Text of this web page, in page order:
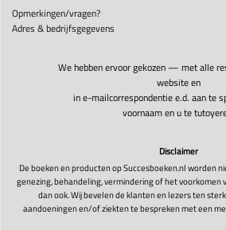
Opmerkingen/vragen?
Adres & bedrijfsgegevens
We hebben ervoor gekozen — met alle
website en
in e-mailcorrespondentie e.d. aan te
voornaam en u te
Disclaimer
De boeken en producten op Succesboeken.nl worden
genezing, behandeling, vermindering of het voorkomen
dan ook. Wij bevelen de klanten en lezers ten
aandoeningen en/of ziekten te bespreken met een